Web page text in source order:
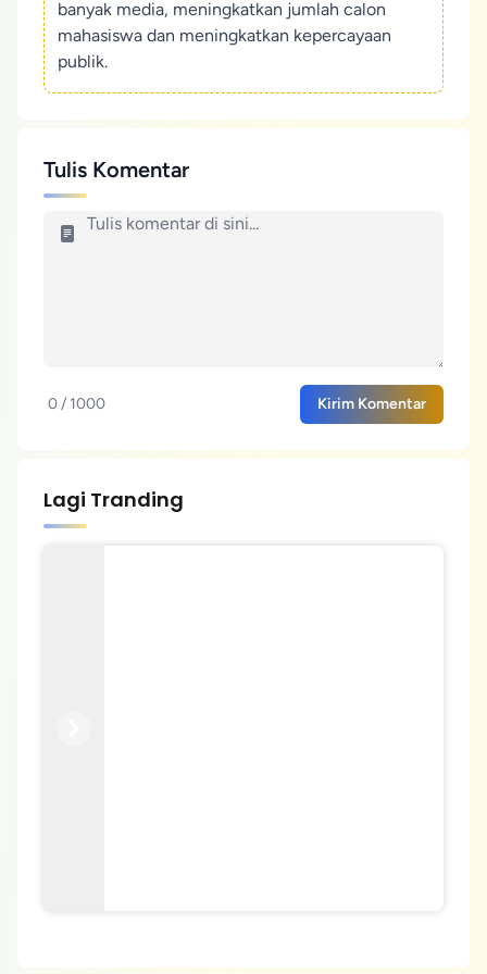
banyak media, meningkatkan jumlah calon
mahasiswa dan meningkatkan kepercayaan
publik.
Tulis Komentar
0 / 1000 Kirim Komentar
Lagi Tranding